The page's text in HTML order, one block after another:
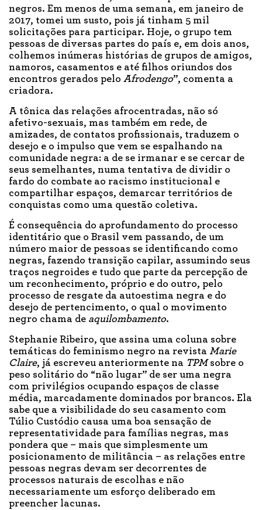
negros. Em menos de uma semana, em janeiro de
2017, tomei um susto, pois já tinham 5 mil
solicitações para participar. Hoje, o grupo tem
pessoas de diversas partes do país e, em dois anos,
colhemos inúmeras histórias de grupos de amigos,
namoros, casamentos e até filhos oriundos dos
encontros gerados pelo Afrodengo”, comenta a
criadora.
A tônica das relações afrocentradas, não só
afetivo-sexuais, mas também em rede, de
amizades, de contatos profissionais, traduzem o
desejo e o impulso que vem se espalhando na
comunidade negra: a de se irmanar e se cercar de
seus semelhantes, numa tentativa de dividir o
fardo do combate ao racismo institucional e
compartilhar espaços, demarcar territórios de
conquistas como uma questão coletiva.
É consequência do aprofundamento do processo
identitário que o Brasil vem passando, de um
número maior de pessoas se identificando como
negras, fazendo transição capilar, assumindo seus
traços negroides e tudo que parte da percepção de
um reconhecimento, próprio e do outro, pelo
processo de resgate da autoestima negra e do
desejo de pertencimento, o qual o movimento
negro chama de aquilombamento.
Stephanie Ribeiro, que assina uma coluna sobre
temáticas do feminismo negro na revista Marie
Claire, já escreveu anteriormente na TPMsobre o
peso solitário do “não lugar” de ser uma negra
com privilégios ocupando espaços de classe
média, marcadamente dominados por brancos. Ela
sabe que a visibilidade do seu casamento com
Túlio Custódio causa uma boa sensação de
representatividade para famílias negras, mas
pondera que – mais que simplesmente um
posicionamento de militância – as relações entre
pessoas negras devam ser decorrentes de
processos naturais de escolhas e não
necessariamente um esforço deliberado em
preencher lacunas.